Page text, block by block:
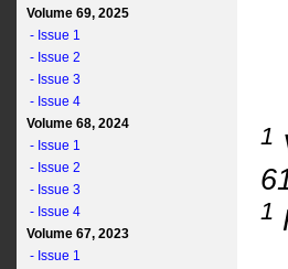
Volume 69, 2025
- Issue 1
- Issue 2
- Issue 3
- Issue 4
Volume 68, 2024
- Issue 1
- Issue 2
- Issue 3
- Issue 4
Volume 67, 2023
- Issue 1
1
1